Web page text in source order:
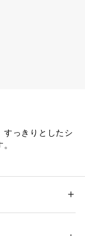
すっきりとしたシ